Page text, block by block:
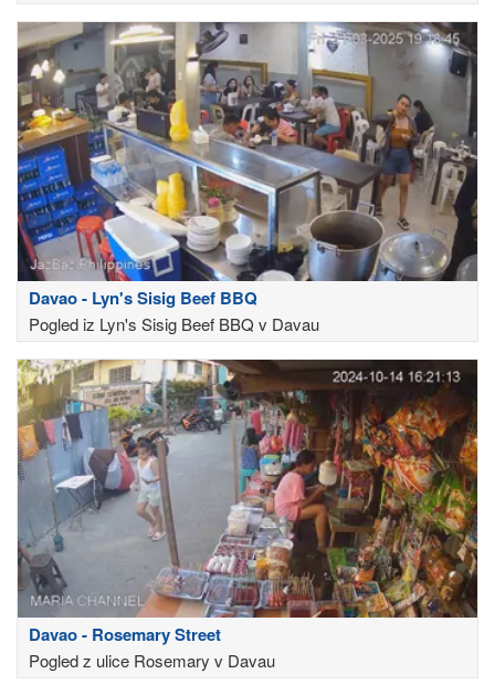
Davao - Lyn's Sisig Beef BBQ
Pogled iz Lyn's Sisig Beef BBQ v Davau
Davao - Rosemary Street
Pogled z ulice Rosemary v Davau